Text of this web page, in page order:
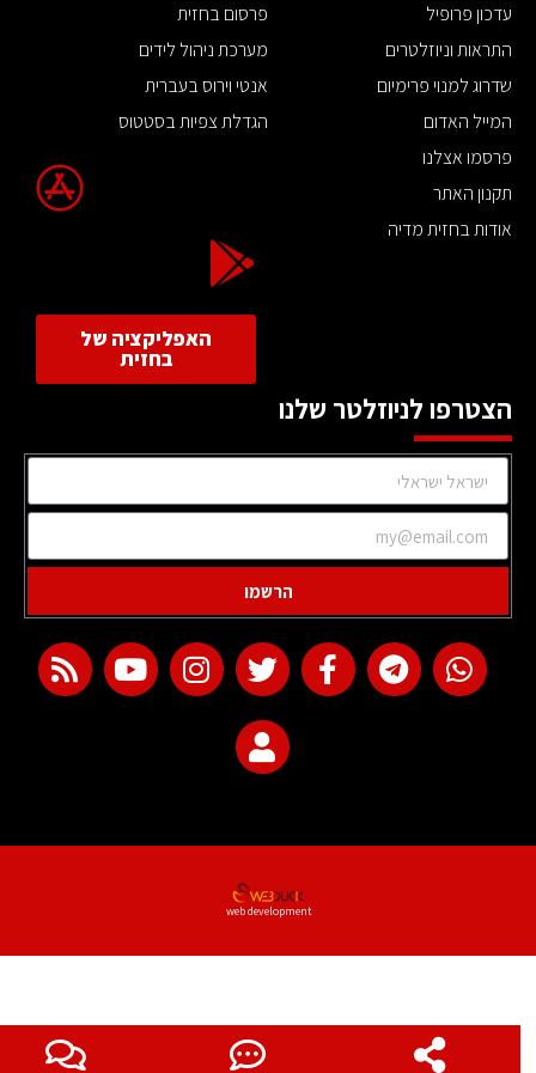
עדכון פרופיל
התראות וניוזלטרים
שדרוג למנוי פרימיום
המייל האדום
פרסמו אצלנו
תקנון האתר
אודות בחזית מדיה
פרסום בחזית
מערכת ניהול לידים
אנטי וירוס בעברית
הגדלת צפיות בסטטוס
האפליקציה של
בחזית
הצטרפו לניוזלטר שלנו
הרשמו
web development